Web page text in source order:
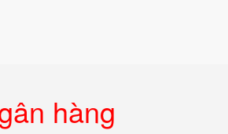
hàng